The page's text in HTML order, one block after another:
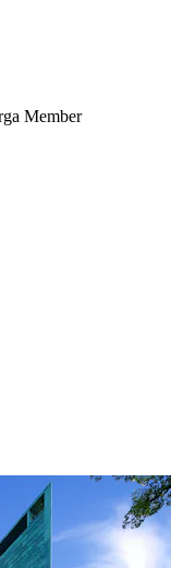
Member